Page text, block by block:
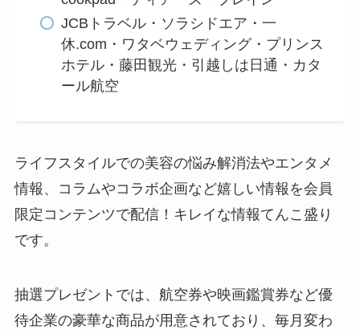
JCBトラベル・ソラシドエア・一
休.com・ワタベウェディング・プリンス
ホテル・藤田観光・引越しは日通・カタ
ール航空
ライフスタイルでの美容の悩み解消法やエンタメ
情報、コラムやコラボ企画など嬉しい情報を会員
限定コンテンツで配信！キレイな情報てんこ盛り
です。
抽選プレゼントでは、航空券や映画鑑賞券など優
待企業の豪華な商品が用意されており、毎月変わ